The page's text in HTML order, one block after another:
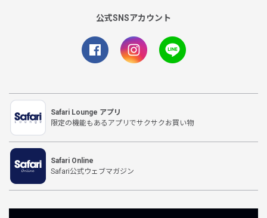
公式SNSアカウント
Safari Lounge アプリ
限定の機能もあるアプリでサクサクお買い物
Safari Online
Safari公式ウェブマガジン